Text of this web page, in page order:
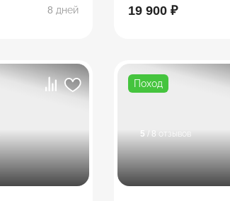
8 дней 19 900 ₽
Поход
5 / 8 отзывов